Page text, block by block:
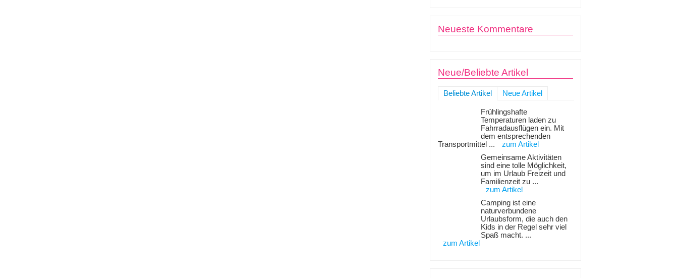
Neueste Kommentare
Neue/Beliebte Artikel
Beliebte Artikel Neue Artikel
Frühlingshafte
Temperaturen laden zu
Fahrradausflügen ein. Mit
dem entsprechenden
Transportmittel ...
zum Artikel
Gemeinsame Aktivitäten
sind eine tolle Möglichkeit,
um im Urlaub Freizeit und
Familienzeit zu ...
zum Artikel
Camping ist eine
naturverbundene
Urlaubsform, die auch den
Kids in der Regel sehr viel
Spaß macht. ...
zum Artikel